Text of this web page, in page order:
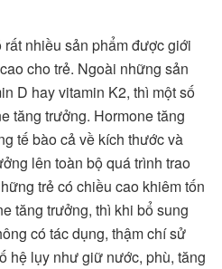
nhiều sản phẩm được giới
cho trẻ. Ngoài những sản
D hay vitamin K2, thì một số
tăng trưởng. Hormone tăng
tế bào cả về kích thước và
lên toàn bộ quá trình trao
trẻ có chiều cao khiêm tốn
tăng trưởng, thì khi bổ sung
có tác dụng, thậm chí sử
hệ lụy như giữ nước, phù, tăng